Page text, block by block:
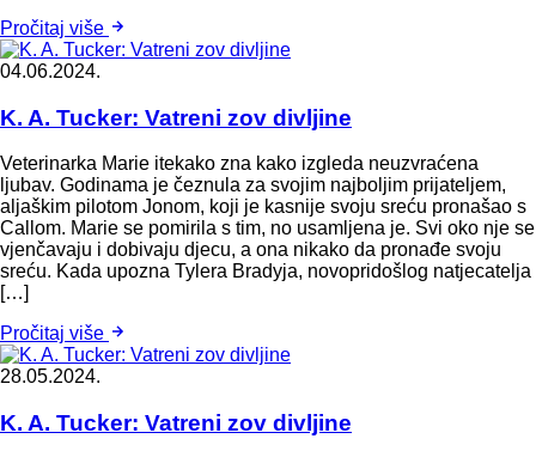
Pročitaj više
04.06.2024.
K. A. Tucker: Vatreni zov divljine
Veterinarka Marie itekako zna kako izgleda neuzvraćena
ljubav. Godinama je čeznula za svojim najboljim prijateljem,
aljaškim pilotom Jonom, koji je kasnije svoju sreću pronašao s
Callom. Marie se pomirila s tim, no usamljena je. Svi oko nje se
vjenčavaju i dobivaju djecu, a ona nikako da pronađe svoju
sreću. Kada upozna Tylera Bradyja, novopridošlog natjecatelja
[…]
Pročitaj više
28.05.2024.
K. A. Tucker: Vatreni zov divljine